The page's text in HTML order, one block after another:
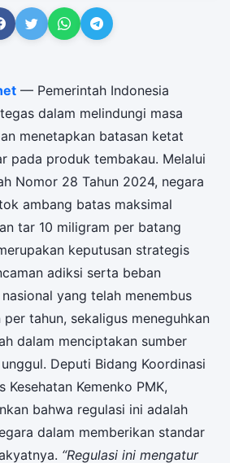
— Pemerintah Indonesia
dalam melindungi masa
menetapkan batasan ketat
pada produk tembakau. Melalui
Nomor 28 Tahun 2024, negara
ambang batas maksimal
tar 10 miligram per batang
keputusan strategis
adiksi serta beban
yang telah menembus
tahun, sekaligus meneguhkan
dalam menciptakan sumber
Deputi Bidang Koordinasi
Kesehatan Kemenko PMK,
bahwa regulasi ini adalah
dalam memberikan standar
“Regulasi ini mengatur